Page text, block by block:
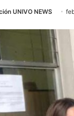
UNIVO NEWS